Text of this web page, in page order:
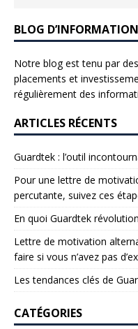
BLOG
Notre blog est tenu par
placements et
régulièrement des
ARTICLES RÉCENTS
Guardtek : l’outil
Pour une lettre de
percutante, suivez ces
En quoi Guardtek
Lettre de motivation
faire si vous n’avez pas
Les tendances clés de
CATÉGORIES